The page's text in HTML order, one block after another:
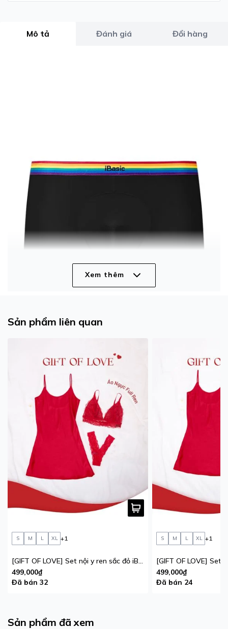
Mô tả Đánh giá Đổi hàng
Xem thêm
Sản phẩm liên quan
S M L XL +1
[GIFT OF LOVE] Set nội y ren sắc đỏ iBasic phiên bản giới hạn
499,000₫
Đã bán 32
S M L XL +1
499,000₫
Đã bán 24
Sản phẩm đã xem